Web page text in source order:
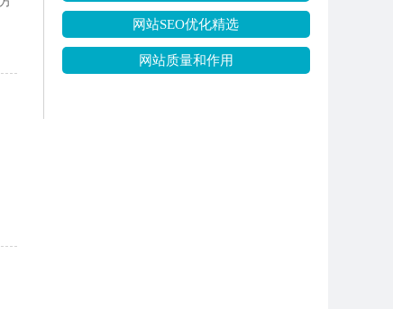
网站SEO优化精选
网站质量和作用